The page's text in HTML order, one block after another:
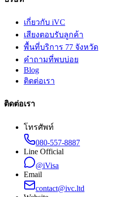
เกี่ยวกับ iVC
เสียงตอบรับลูกค้า
พื้นที่บริการ 77 จังหวัด
คำถามที่พบบ่อย
Blog
ติดต่อเรา
ติดต่อเรา
โทรศัพท์
080-557-8887
Line Official
@iVisa
Email
contact@ivc.ltd